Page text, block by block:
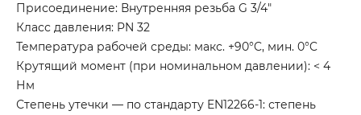
Присоединение: Внутренняя резьба G 3/4″
Класс давления: PN 32
Температура рабочей среды: макс. +90°C, мин. 0°C
Крутящий момент (при номинальном давлении): < 4
Нм
Степень утечки — по стандарту EN12266-1: степень